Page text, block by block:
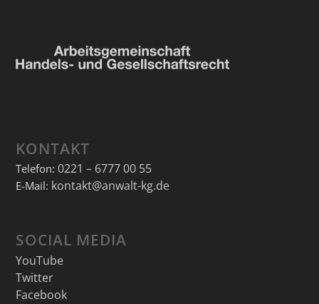
KONTAKT
Telefon: 0221 – 6777 00 55
E-Mail: kontakt@anwalt-kg.de
SOCIAL MEDIA
YouTube
Twitter
Facebook